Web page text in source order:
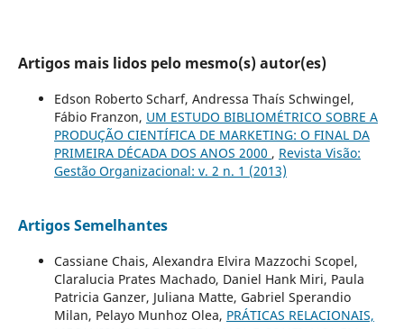
Artigos mais lidos pelo mesmo(s) autor(es)
Edson Roberto Scharf, Andressa Thaís Schwingel,
Fábio Franzon, UM ESTUDO BIBLIOMÉTRICO SOBRE A
PRODUÇÃO CIENTÍFICA DE MARKETING: O FINAL DA
PRIMEIRA DÉCADA DOS ANOS 2000 , Revista Visão:
Gestão Organizacional: v. 2 n. 1 (2013)
Artigos Semelhantes
Cassiane Chais, Alexandra Elvira Mazzochi Scopel,
Claralucia Prates Machado, Daniel Hank Miri, Paula
Patricia Ganzer, Juliana Matte, Gabriel Sperandio
Milan, Pelayo Munhoz Olea, PRÁTICAS RELACIONAIS,